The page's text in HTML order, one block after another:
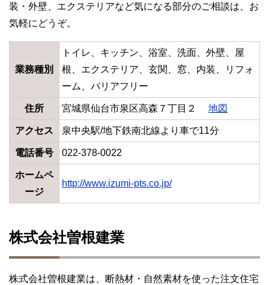
装・外壁、エクステリアなど気になる部分のご相談は、お
気軽にどうぞ。
業務種別
トイレ、キッチン、浴室、洗面、外壁、屋
根、エクステリア、玄関、窓、内装、リフォ
ーム、バリアフリー
住所 宮城県仙台市泉区高森７丁目２ 地図
アクセス 泉中央駅/地下鉄南北線より車で11分
電話番号 022-378-0022
ホームペ
ージ
http://www.izumi-pts.co.jp/
株式会社曽根建業
株式会社曽根建業は、断熱材・自然素材を使った注文住宅